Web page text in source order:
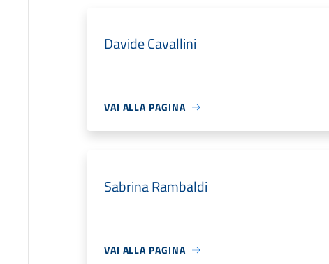
Davide Cavallini
VAI ALLA PAGINA
Sabrina Rambaldi
VAI ALLA PAGINA